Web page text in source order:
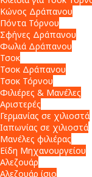
Κώνος Δράπανου
Πόντα Τόρνου
Σφήνες Δράπανου
Φωλιά Δράπανου
Τσοκ
Τσοκ Δράπανου
Τσοκ Τόρνου
Φιλιέρες & Μανέλες
Αριστερές
Γερμανίας σε χιλιοστά
Ιαπωνίας σε χιλιοστά
Μανέλες φιλιέρας
Είδη Μηχανουργείου
Αλεζουάρ
Αλεζουάρ ίσιο